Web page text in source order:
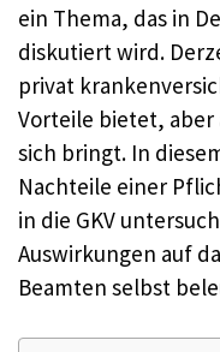
ein Thema, das in
diskutiert wird.
privat
Vorteile bietet,
sich bringt. In
Nachteile einer
in die GKV
Auswirkungen auf
Beamten selbst